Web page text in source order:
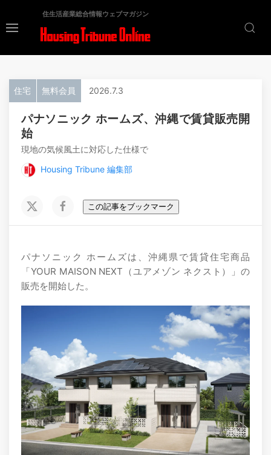
住生活産業総合情報ウェブマガジン
住宅 無料会員 2026.7.3
パナソニック ホームズ、沖縄で賃貸販売開
始
現地の気候風土に対応した仕様で
Housing Tribune 編集部
この記事をブックマーク
パナソニック ホームズは、沖縄県で賃貸住宅商品
「YOUR MAISON NEXT（ユアメゾン ネクスト）」の
販売を開始した。